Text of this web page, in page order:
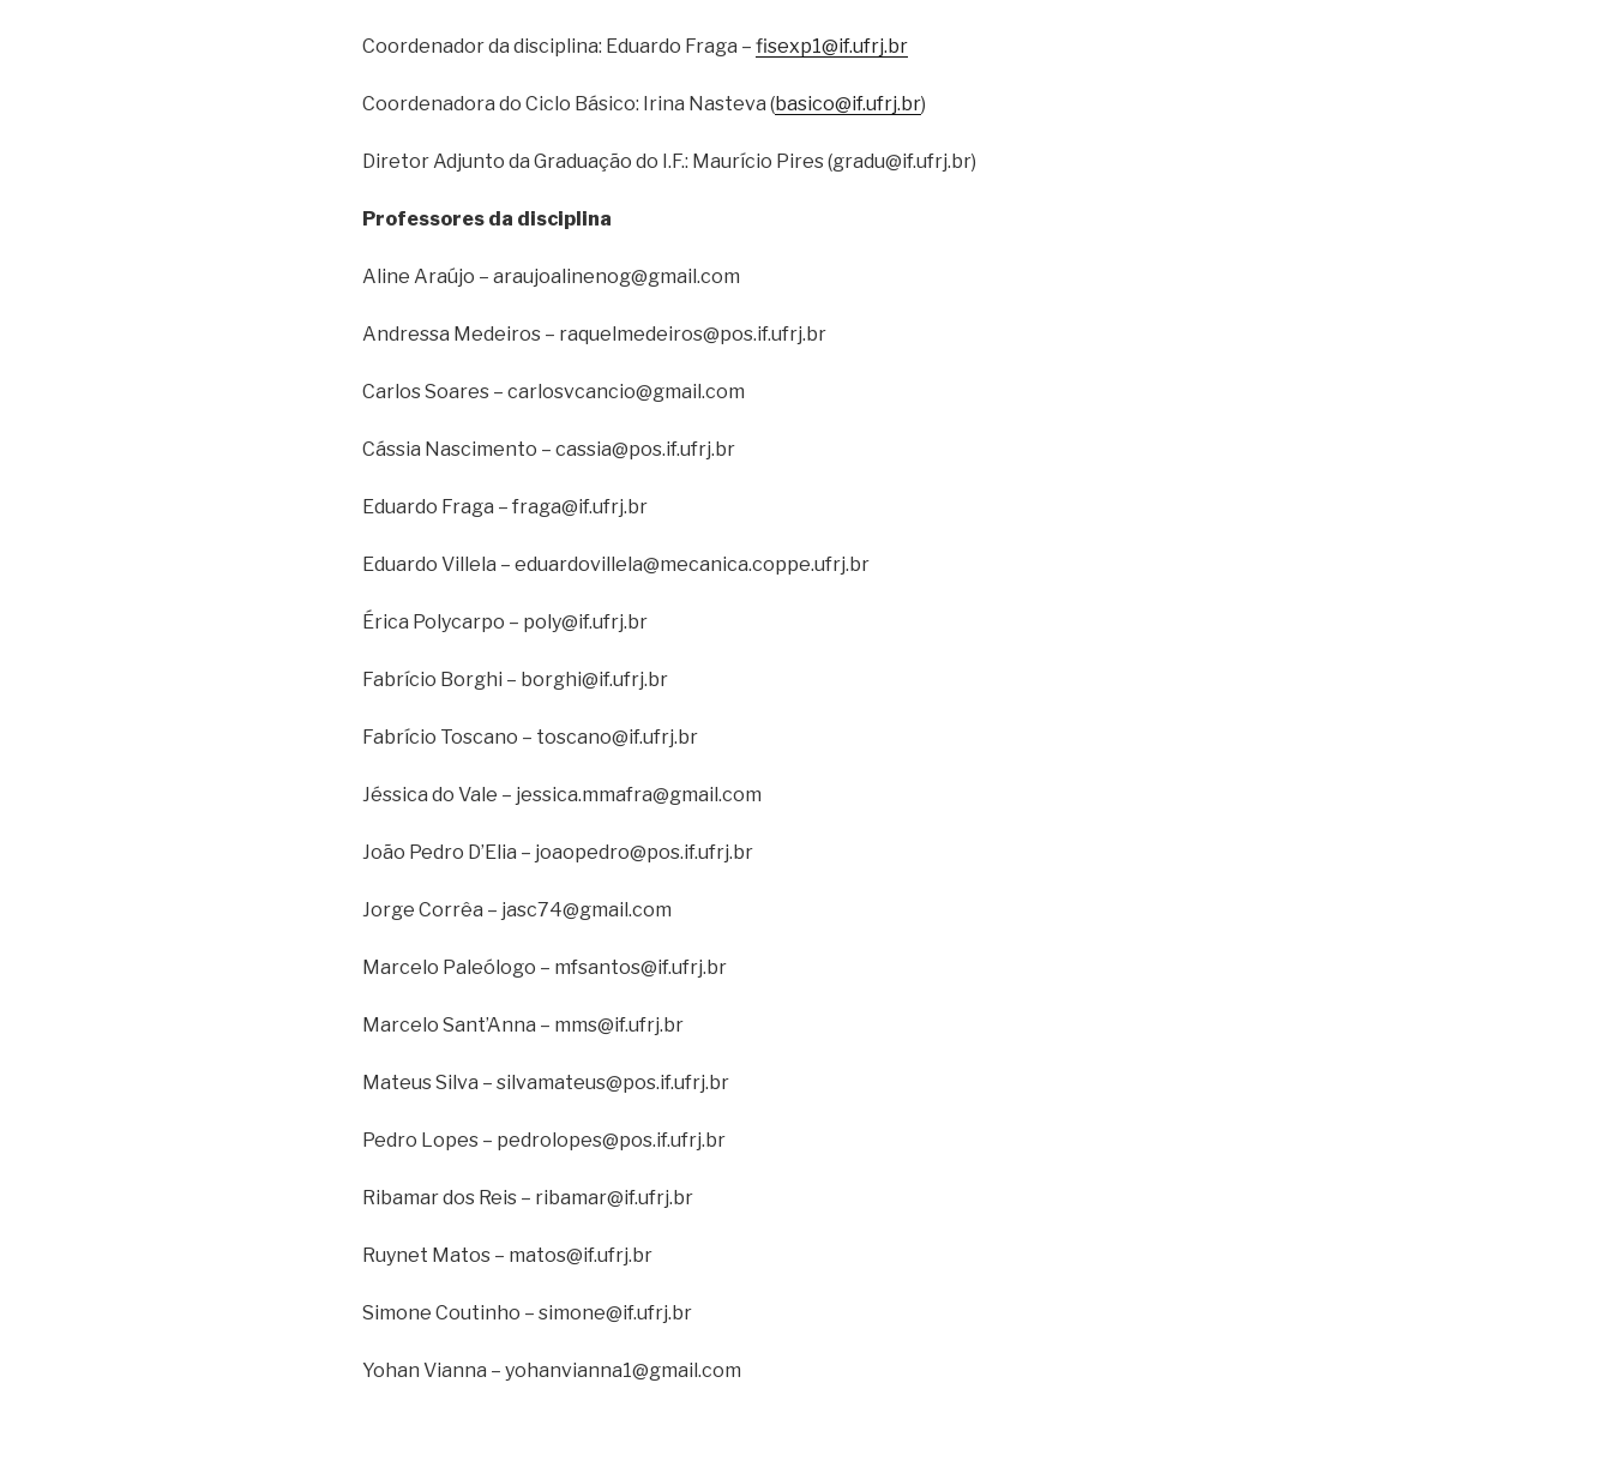
Coordenador da disciplina: Eduardo Fraga – fisexp1@if.ufrj.br
Coordenadora do Ciclo Básico: Irina Nasteva (basico@if.ufrj.br)
Diretor Adjunto da Graduação do I.F.: Maurício Pires (gradu@if.ufrj.br)
Professores da disciplina
Aline Araújo – araujoalinenog@gmail.com
Andressa Medeiros – raquelmedeiros@pos.if.ufrj.br
Carlos Soares – carlosvcancio@gmail.com
Cássia Nascimento – cassia@pos.if.ufrj.br
Eduardo Fraga – fraga@if.ufrj.br
Eduardo Villela – eduardovillela@mecanica.coppe.ufrj.br
Érica Polycarpo – poly@if.ufrj.br
Fabrício Borghi – borghi@if.ufrj.br
Fabrício Toscano – toscano@if.ufrj.br
Jéssica do Vale – jessica.mmafra@gmail.com
João Pedro D’Elia – joaopedro@pos.if.ufrj.br
Jorge Corrêa – jasc74@gmail.com
Marcelo Paleólogo – mfsantos@if.ufrj.br
Marcelo Sant’Anna – mms@if.ufrj.br
Mateus Silva – silvamateus@pos.if.ufrj.br
Pedro Lopes – pedrolopes@pos.if.ufrj.br
Ribamar dos Reis – ribamar@if.ufrj.br
Ruynet Matos – matos@if.ufrj.br
Simone Coutinho – simone@if.ufrj.br
Yohan Vianna – yohanvianna1@gmail.com